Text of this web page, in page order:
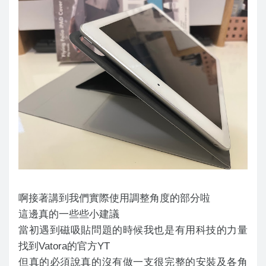
啊接著講到我們實際使用調整角度的部分啦
這邊真的一些些小建議
當初遇到磁吸貼問題的時候我也是有用科技的力量
找到Vatora的官方YT
但真的必須說真的沒有做一支很完整的安裝及各角